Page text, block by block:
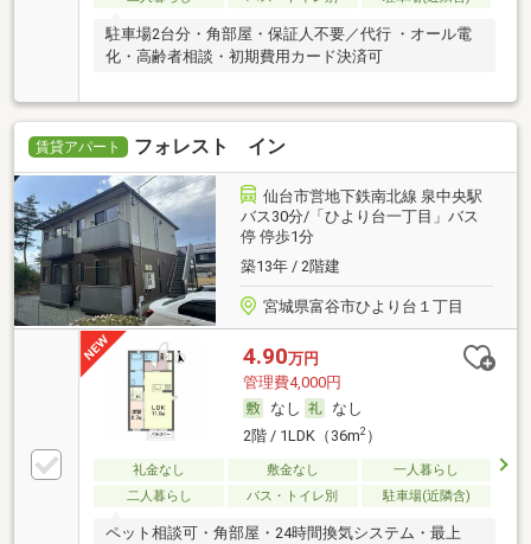
駐車場2台分・角部屋・保証人不要／代行 ・オール電
化・高齢者相談・初期費用カード決済可
賃貸アパート フォレスト イン
仙台市営地下鉄南北線 泉中央駅
バス30分/「ひより台一丁目」バス
停 停歩1分
築13年 / 2階建
宮城県富谷市ひより台１丁目
4.90万円
管理費4,000円
なし
なし
2階 / 1LDK（36m2）
礼金なし 敷金なし
一人暮らし
二人暮らし
バス・トイレ別 駐車場(近隣含)
ペット相談可・角部屋・24時間換気システム・最上